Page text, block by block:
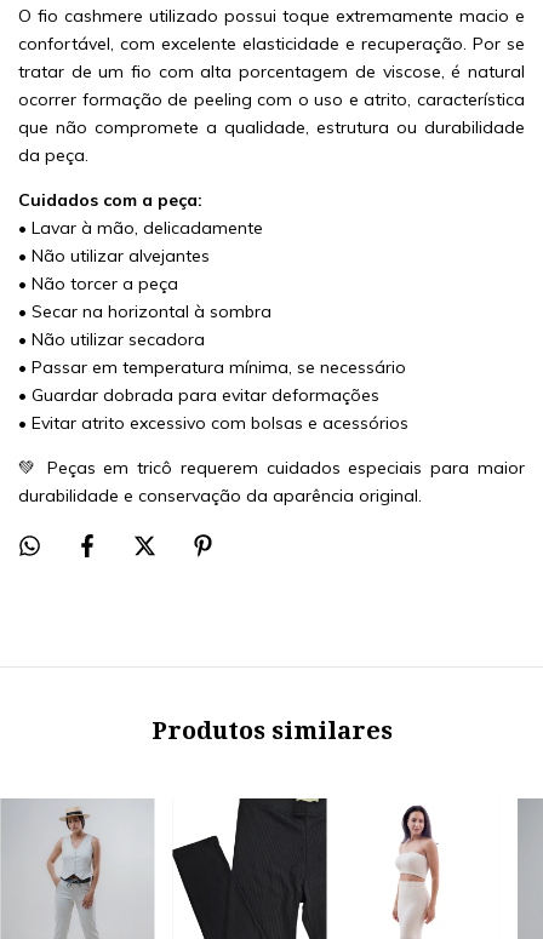
O fio cashmere utilizado possui toque extremamente macio e
confortável, com excelente elasticidade e recuperação. Por se
tratar de um fio com alta porcentagem de viscose, é natural
ocorrer formação de peeling com o uso e atrito, característica
que não compromete a qualidade, estrutura ou durabilidade
da peça.
Cuidados com a peça:
• Lavar à mão, delicadamente
• Não utilizar alvejantes
• Não torcer a peça
• Secar na horizontal à sombra
• Não utilizar secadora
• Passar em temperatura mínima, se necessário
• Guardar dobrada para evitar deformações
• Evitar atrito excessivo com bolsas e acessórios
💚 Peças em tricô requerem cuidados especiais para maior
durabilidade e conservação da aparência original.
Produtos similares